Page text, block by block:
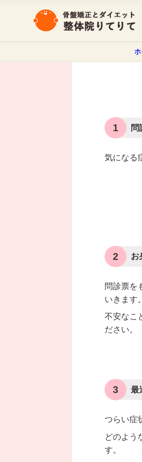
1 問
気になる
2 お
問診票を
いきます。
不安なこ
ださい。
3 最
つらい症
どのよう
す。